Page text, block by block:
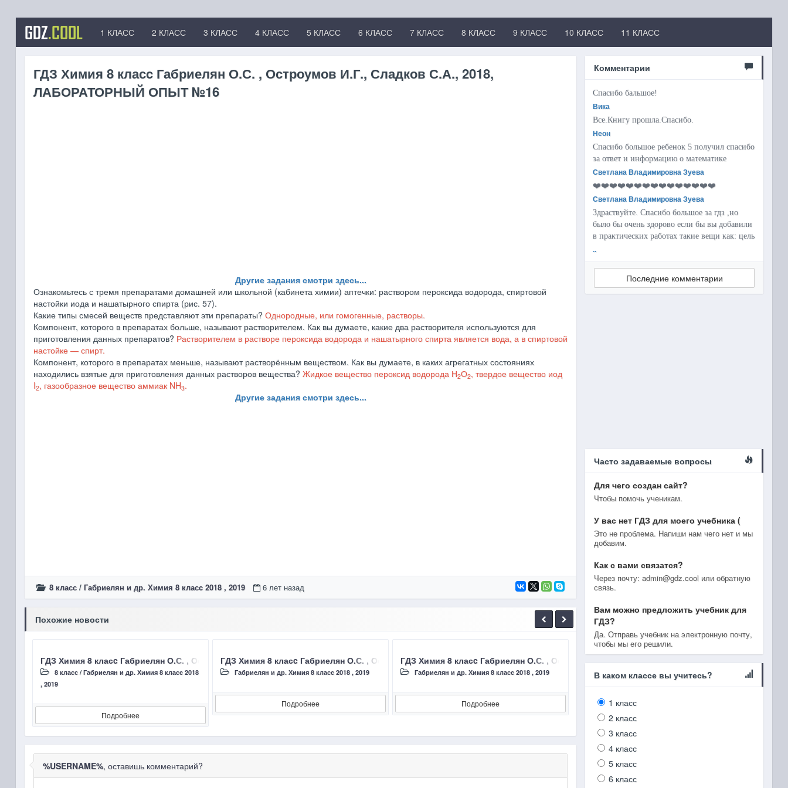
GDZ.COOL 1 КЛАСС 2 КЛАСС 3 КЛАСС 4 КЛАСС 5 КЛАСС 6 КЛАСС 7 КЛАСС 8 КЛАСС 9 КЛАСС 10 КЛАСС 11 КЛАСС
ГДЗ Химия 8 класc Габриелян О.С. , Остроумов И.Г., Сладков С.А., 2018,
ЛАБОРАТОРНЫЙ ОПЫТ №16
Другие задания смотри здесь...
Ознакомьтесь с тремя препаратами домашней или школьной (кабинета химии) аптечки: раствором пероксида водорода, спиртовой
настойки иода и нашатырного спирта (рис. 57).
Какие типы смесей веществ представляют эти препараты? Однородные, или гомогенные, растворы.
Компонент, которого в препаратах больше, называют растворителем. Как вы думаете, какие два растворителя используются для
приготовления данных препаратов? Растворителем в растворе пероксида водорода и нашатырного спирта является вода, а в спиртовой
настойке ― спирт.
Компонент, которого в препаратах меньше, называют растворённым веществом. Как вы думаете, в каких агрегатных состояниях
находились взятые для приготовления данных растворов вещества? Жидкое вещество пероксид водорода Н2О2, твердое вещество иод
I2, газообразное вещество аммиак NH3.
Другие задания смотри здесь...
8 класс/ Габриелян и др. Химия 8 класc 2018 , 2019 6 лет назад
Похожие новости
ГДЗ Химия 8 класc Габриелян О.С. , Остроумов И.Г., Сладков С.А., 2018, ЛАБОРАТОРНЫЙ ОПЫТ №9, №10
8 класс/ Габриелян и др. Химия 8 класc 2018
, 2019
Подробнее
ГДЗ Химия 8 класc Габриелян О.С. , Остроумов И.Г., Сладков С.А., 2018, §27 РАСТВОРЫ. МАССОВАЯ ДОЛЯ РАСТВОРЁННОГО
Габриелян и др. Химия 8 класc 2018 , 2019
Подробнее
ГДЗ Химия 8 класc Габриелян О.С. , Остроумов И.Г., Сладков С.А. 2019 §4
Габриелян и др. Химия 8 класc 2018 , 2019
Подробнее
ГДЗ Химия 8 класc Габриелян О.С. ,
Габриелян и др. Химия 8 класc 2018 , 2019
ГДЗ
%USERNAME%, оставишь комментарий?
Комментарии
Спасибо бальшое!
Вика
Все.Книгу прошла.Спасибо.
Неон
Спасибо большое ребенок 5 получил спасибо
за ответ и информацию о математике
Светлана Владимировна Зуева
❤️❤️❤️❤️❤️❤️❤️❤️❤️❤️❤️❤️❤️❤️❤️
Светлана Владимировна Зуева
Здраствуйте. Спасибо большое за гдз ,но
было бы очень здорово если бы вы добавили
в практических работах такие вещи как: цель
..
Последние комментарии
Часто задаваемые вопросы
Для чего создан сайт?
Чтобы помочь ученикам.
У вас нет ГДЗ для моего учебника (
Это не проблема. Напиши нам чего нет и мы
добавим.
Как с вами связатся?
Через почту: admin@gdz.cool или обратную
связь.
Вам можно предложить учебник для
ГДЗ?
Да. Отправь учебник на электронную почту,
чтобы мы его решили.
В каком классе вы учитесь?
1 класс
2 класс
3 класс
4 класс
5 класс
6 класс